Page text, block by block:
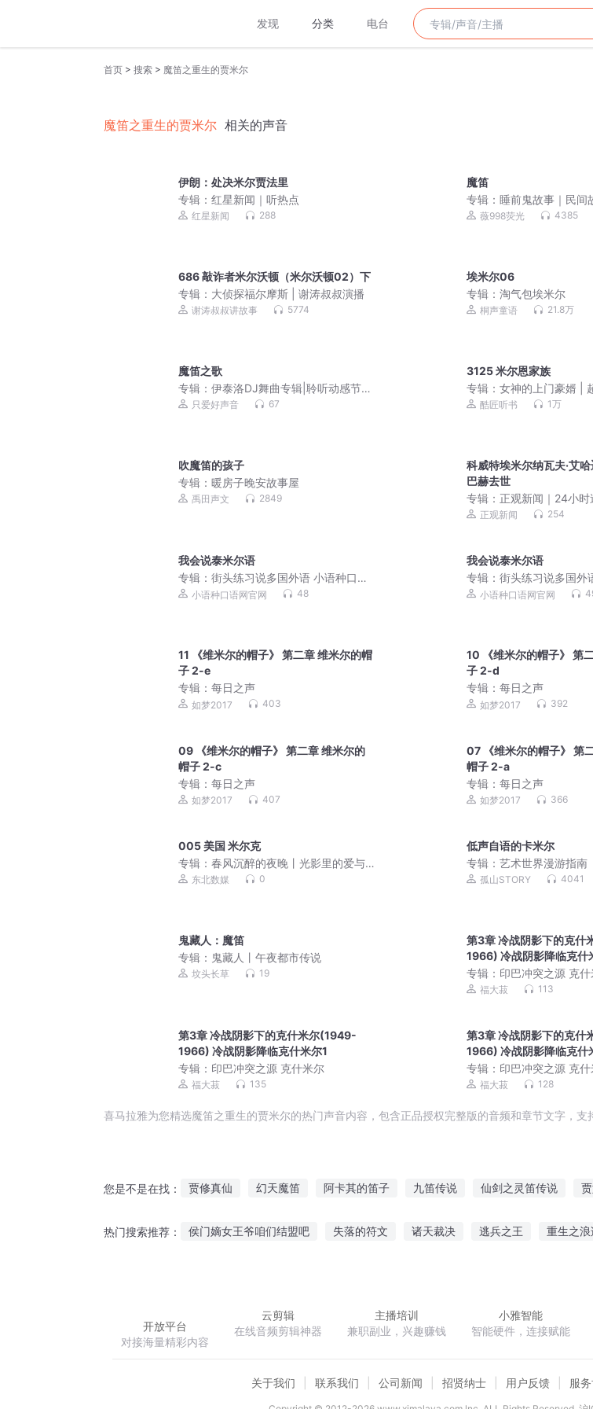
发现 分类 电台
首页 > 搜索 > 魔笛之重生的贾米尔
魔笛之重生的贾米尔 相关的声音
伊朗：处决米尔贾法里
专辑： 红星新闻｜听热点
红星新闻 288
魔笛
专辑：睡前鬼故事｜民间
要和鬼怪讲道理
薇998荧光 4385
686 敲诈者米尔沃顿（米尔沃顿02）下
专辑： 大侦探福尔摩斯 | 谢涛叔叔演播
谢涛叔叔讲故事 5774
埃米尔06
专辑：淘气包埃米尔
桐声童语 21.8万
魔笛之歌
专辑： 伊泰洛DJ舞曲专辑|聆听动感节
奏| 只爱好声音 67
3125 米尔恩家族
专辑：女神的上门豪婿 |
韦小鸨
酷匠听书 1万
吹魔笛的孩子
专辑： 暖房子晚安故事屋
禹田声文 2849
科威特埃米尔纳瓦夫·艾哈
巴赫去世
专辑： 正观新闻｜24小时
正观新闻 254
我会说泰米尔语
专辑： 街头练习说多国外语 小语种口语
网会员
小语种口语网官网 48
我会说泰米尔语
专辑：街头练习说多国外
网会员
小语种口语网官网
11 《维米尔的帽子》 第二章 维米尔的帽
子 2-e
专辑： 每日之声
如梦2017 403
10 《维米尔的帽子》 第
子 2-d
专辑：每日之声
如梦2017 392
09 《维米尔的帽子》 第二章 维米尔的
帽子 2-c
专辑： 每日之声
如梦2017 407
07 《维米尔的帽子》 第
帽子 2-a
专辑：每日之声
如梦2017 366
005 美国 米尔克
专辑： 春风沉醉的夜晚丨光影里的爱与
情丨观影指南书
东北数媒 0
低声自语的卡米尔
专辑：艺术世界漫游指南
孤山STORY 4041
鬼藏人：魔笛
专辑： 鬼藏人丨午夜都市传说
坟头长草 19
第3章 冷战阴影下的克什
1966) 冷战阴影降临克什
专辑： 印巴冲突之源 克
福大菽 113
第3章 冷战阴影下的克什米尔(1949-
1966) 冷战阴影降临克什米尔1
专辑： 印巴冲突之源 克什米尔
福大菽 135
第3章 冷战阴影下的克什
1966) 冷战阴影降临克什
专辑： 印巴冲突之源 克
福大菽 128
喜马拉雅为您精选魔笛之重生的贾米尔的热门声音内容，包含正品授权完整版的音频和章节文字，支
您是不是在找： 贾修真仙 幻天魔笛 阿卡其的笛子 九笛传说 仙剑之灵笛传说
热门搜索推荐： 侯门嫡女王爷咱们结盟吧 失落的符文 诸天裁决 逃兵之王 重生之
开放平台
对接海量精彩内容
云剪辑
在线音频剪辑神器
主播培训
兼职副业，兴趣赚钱
小雅智能
智能硬件，连接赋能
关于我们 联系我们 公司新闻 招贤纳士 用户反馈 服